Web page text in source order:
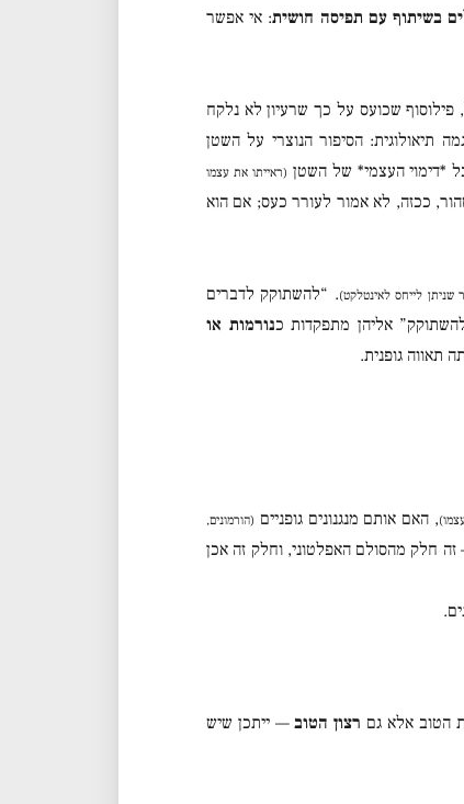
בשיתוף עם תפיסה חושית: אי אפשר
שכועס על כך שרעיון לא נלקח
תיאולוגית: הסיפור הנוצרי על השטן
*דימוי העצמי* של השטן (ראייתו את עצמו
ככזה, לא אמור לעורר כעס; אם הוא
שניתן לייחס לאינטלקט). “להשתוקק לדברים
אליהן מתפקדות כנורמות או
תאווה גופנית.
, האם אותם מנגנונים גופניים (הורמונים,
חלק מהסולם האפלטוני, וחלק זה אכן
הטוב אלא גם רצון הטוב— ייתכן שיש